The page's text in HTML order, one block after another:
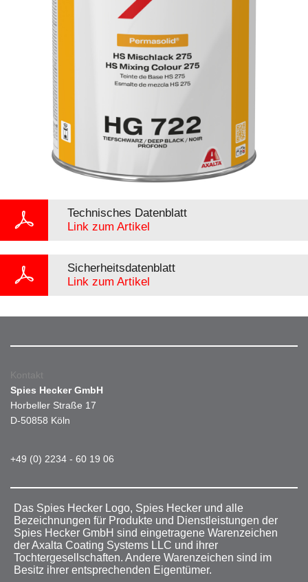
Technisches Datenblatt
Link zum Artikel
Sicherheitsdatenblatt
Link zum Artikel
Kontakt
Spies Hecker GmbH
Horbeller Straße 17
D-50858 Köln
+49 (0) 2234 - 60 19 06
Das Spies Hecker Logo, Spies Hecker und alle
Bezeichnungen für Produkte und Dienstleistungen der
Spies Hecker GmbH sind eingetragene Warenzeichen
der Axalta Coating Systems LLC und ihrer
Tochtergesellschaften. Andere Warenzeichen sind im
Besitz ihrer entsprechenden Eigentümer.